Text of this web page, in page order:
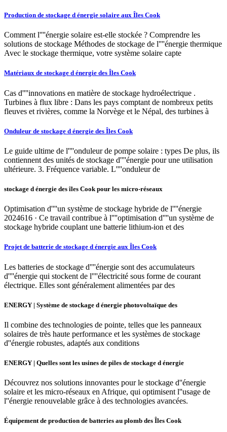
Production de stockage d énergie solaire aux Îles Cook
Comment l''''énergie solaire est-elle stockée ? Comprendre les
solutions de stockage Méthodes de stockage de l''''énergie thermique
Avec le stockage thermique, votre système solaire capte
Matériaux de stockage d énergie des Îles Cook
Cas d''''innovations en matière de stockage hydroélectrique .
Turbines à flux libre : Dans les pays comptant de nombreux petits
fleuves et rivières, comme la Norvège et le Népal, des turbines à
Onduleur de stockage d énergie des Îles Cook
Le guide ultime de l''''onduleur de pompe solaire : types De plus, ils
contiennent des unités de stockage d''''énergie pour une utilisation
ultérieure. 3. Fréquence variable. L''''onduleur de
stockage d énergie des îles Cook pour les micro-réseaux
Optimisation d''''un système de stockage hybride de l''''énergie
2024616 · Ce travail contribue à l''''optimisation d''''un système de
stockage hybride couplant une batterie lithium-ion et des
Projet de batterie de stockage d énergie aux Îles Cook
Les batteries de stockage d''''énergie sont des accumulateurs
d''''énergie qui stockent de l''''électricité sous forme de courant
électrique. Elles sont généralement alimentées par des
ENERGY | Système de stockage d énergie photovoltaïque des
Il combine des technologies de pointe, telles que les panneaux
solaires de très haute performance et les systèmes de stockage
d''énergie robustes, adaptés aux conditions
ENERGY | Quelles sont les usines de piles de stockage d énergie
Découvrez nos solutions innovantes pour le stockage d''énergie
solaire et les micro-réseaux en Afrique, qui optimisent l''usage de
l''énergie renouvelable grâce à des technologies avancées.
Équipement de production de batteries au plomb des Îles Cook